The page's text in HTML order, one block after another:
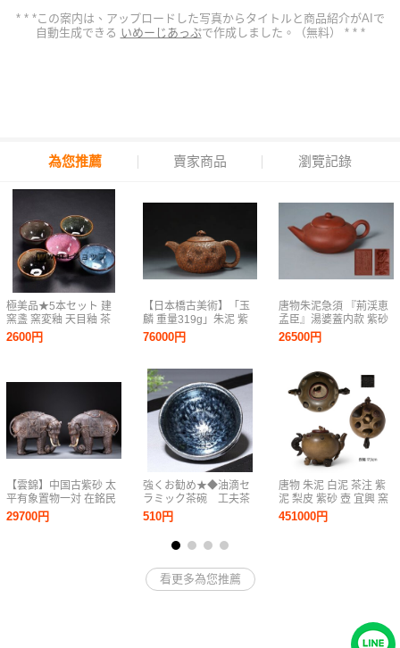
* * *この案内は、アップロードした写真からタイトルと商品紹介がAIで
自動生成できる いめーじあっぷで作成しました。（無料） * * *
為您推薦 賣家商品 瀏覽記錄
極美品★5本セット 建
窯盞 窯変釉 天目釉 茶
道具 茶碗 曜変天目 古
玩 茶器 古美術 奇妙曜
2600円
【雲錦】中国古紫砂 太
平有象置物一対 在銘民
国陶塑 清末民国名家造
吉祥開運古美術コレク
29700円
【日本橋古美術】「玉
麟 重量319g」朱泥 紫
砂 壺 宜興 紫砂 壷 茶壺
煎茶 急須 孟臣 紫泥 水
茶道具
76000円
強くお勧め★◆油滴セ
ラミック茶碗 工夫茶
器 天目茶碗 主人
杯 曜変茶碗 煎茶
碗 陶芸 銀油滴釉
510円
唐物朱泥急須 『荊渓恵
孟臣』湯婆蓋内款 紫砂
壺 煎茶 中国宜興早期壺
26500円
唐物 朱泥 白泥 茶注 紫
泥 梨皮 紫砂 壺 宜興 窯
孟臣 紫砂 壷 急須 水注
煎茶 道具 中国古玩 大
451000円
看更多為您推薦